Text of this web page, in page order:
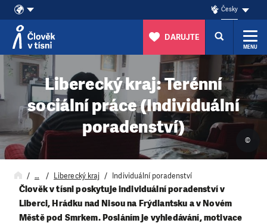
Přeskočit na obsah
Česky
DARUJTE
MENU
Liberecký kraj: Terénní
sociální práce (Individuální
poradenství)
©
… Liberecký kraj Individuální poradenství
Člověk v tísni poskytuje individuální poradenství v
Liberci, Hrádku nad Nisou na Frýdlantsku a v Novém
Městě pod Smrkem. Posláním je vyhledávání, motivace